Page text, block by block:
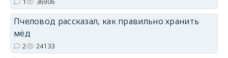
Пчеловод рассказал, как правильно хранить
мёд
2 24133